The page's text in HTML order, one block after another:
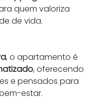
quem valoriza
de vida.
, o apartamento é
, oferecendo
e pensados para
estar.